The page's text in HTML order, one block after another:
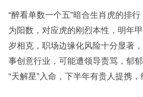
“醉看单数一个五”暗合生肖虎的排
为阳数，对应虎的刚烈本性，明年
岁相克，职场边缘化风险十分显著
事创意行业，可能遭领导责骂，郁
“天解星”入命，下半年有贵人提携，